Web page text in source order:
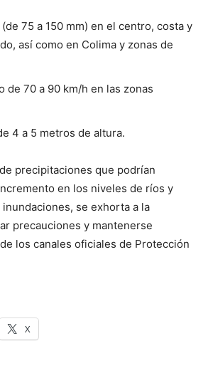
75 a 150 mm) en el centro, costa y
así como en Colima y zonas de
de 70 a 90 km/h en las zonas
4 a 5 metros de altura.
precipitaciones que podrían
en los niveles de ríos y
se exhorta a la
precauciones y mantenerse
los canales oficiales de Protección
X